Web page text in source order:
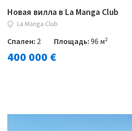
Новая вилла в La Manga Club
La Manga Club
Спален: 2 Площадь:96 м²
400 000 €